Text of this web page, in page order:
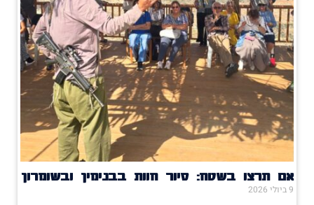
אם תרצו בשטח: סיור חוות בבנימין ובשומרון
9 ביולי 2026